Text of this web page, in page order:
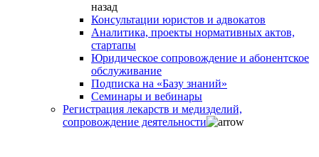
назад
Консультации юристов и адвокатов
Аналитика, проекты нормативных актов,
стартапы
Юридическое сопровождение и абонентское
обслуживание
Подписка на «Базу знаний»
Семинары и вебинары
Регистрация лекарств и медизделий,
сопровождение деятельности